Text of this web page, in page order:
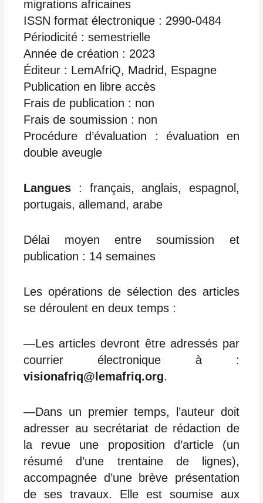
migrations africaines
ISSN format électronique : 2990-0484
Périodicité : semestrielle
Année de création : 2023
Éditeur : LemAfriQ, Madrid, Espagne
Publication en libre accès
Frais de publication : non
Frais de soumission : non
Procédure d’évaluation : évaluation en
double aveugle
Langues : français, anglais, espagnol,
portugais, allemand, arabe
Délai moyen entre soumission et
publication : 14 semaines
Les opérations de sélection des articles
se déroulent en deux temps :
―Les articles devront être adressés par
courrier électronique à :
visionafriq@lemafriq.org.
―Dans un premier temps, l’auteur doit
adresser au secrétariat de rédaction de
la revue une proposition d’article (un
résumé d’une trentaine de lignes),
accompagnée d’une brève présentation
de ses travaux. Elle est soumise aux